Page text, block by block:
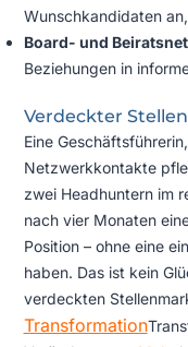
Wunschkandidaten
Board- und
Beziehungen in
Verdeckter
Eine
Netzwerkkontakte
zwei Headhuntern im
nach vier Monaten
Position – ohne eine
haben. Das ist kein
verdeckten
Transformation